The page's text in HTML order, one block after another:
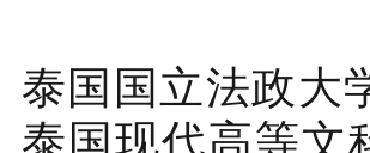
泰国国立法政大
泰国现代高等文